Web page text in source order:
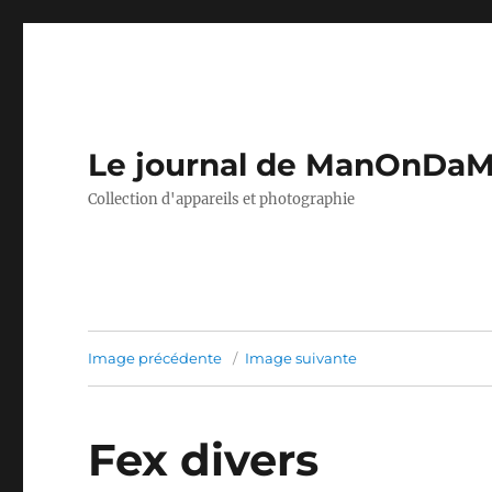
Le journal de
Collection d'appareils et photographie
Image précédente Image suivante
Fex divers